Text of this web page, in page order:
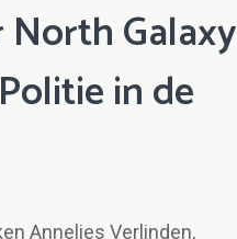
North Galaxy
in de
Annelies Verlinden,